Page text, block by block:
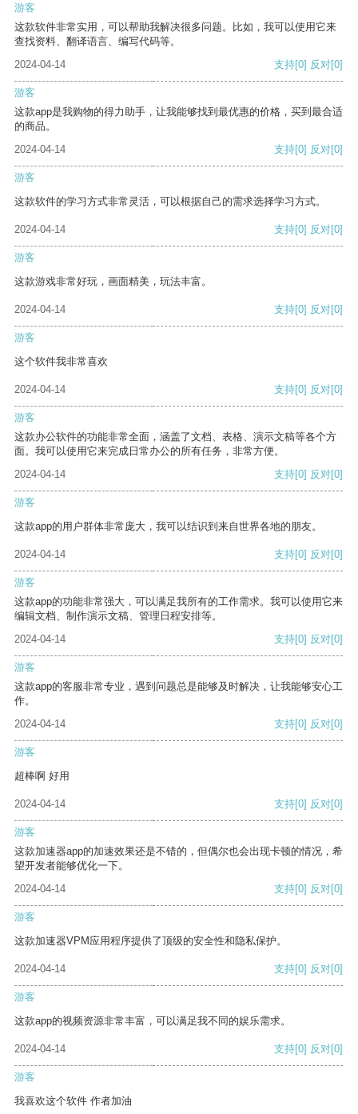
游客
这款软件非常实用，可以帮助我解决很多问题。比如，我可以使用它来
查找资料、翻译语言、编写代码等。
2024-04-14
支持[0] 反对[0]
游客
这款app是我购物的得力助手，让我能够找到最优惠的价格，买到最合适
的商品。
2024-04-14
支持[0] 反对[0]
游客
这款软件的学习方式非常灵活，可以根据自己的需求选择学习方式。
2024-04-14 支持[0] 反对[0]
游客
这款游戏非常好玩，画面精美，玩法丰富。
2024-04-14 支持[0] 反对[0]
游客
这个软件我非常喜欢
2024-04-14 支持[0] 反对[0]
游客
这款办公软件的功能非常全面，涵盖了文档、表格、演示文稿等各个方
面。我可以使用它来完成日常办公的所有任务，非常方便。
2024-04-14
支持[0] 反对[0]
游客
这款app的用户群体非常庞大，我可以结识到来自世界各地的朋友。
2024-04-14 支持[0] 反对[0]
游客
这款app的功能非常强大，可以满足我所有的工作需求。我可以使用它来
编辑文档、制作演示文稿、管理日程安排等。
2024-04-14
支持[0] 反对[0]
游客
这款app的客服非常专业，遇到问题总是能够及时解决，让我能够安心工
作。
2024-04-14
支持[0] 反对[0]
游客
超棒啊 好用
2024-04-14 支持[0] 反对[0]
游客
这款加速器app的加速效果还是不错的，但偶尔也会出现卡顿的情况，希
望开发者能够优化一下。
2024-04-14
支持[0] 反对[0]
游客
这款加速器VPM应用程序提供了顶级的安全性和隐私保护。
2024-04-14 支持[0] 反对[0]
游客
这款app的视频资源非常丰富，可以满足我不同的娱乐需求。
2024-04-14 支持[0] 反对[0]
游客
我喜欢这个软件 作者加油